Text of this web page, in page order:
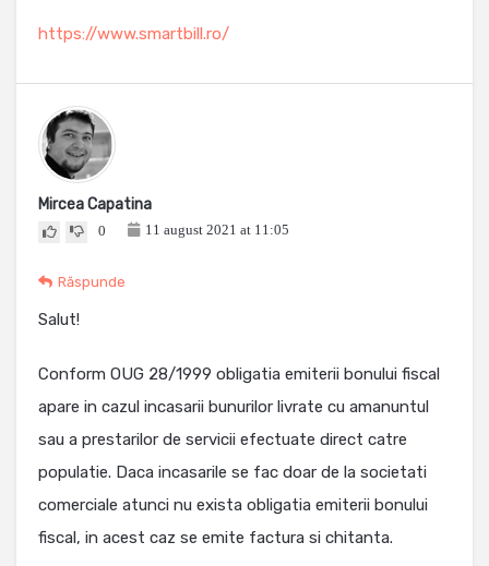
https://www.smartbill.ro/
Mircea Capatina
0 11 august 2021 at 11:05
Răspunde
Salut!
Conform OUG 28/1999 obligatia emiterii bonului fiscal
apare in cazul incasarii bunurilor livrate cu amanuntul
sau a prestarilor de servicii efectuate direct catre
populatie. Daca incasarile se fac doar de la societati
comerciale atunci nu exista obligatia emiterii bonului
fiscal, in acest caz se emite factura si chitanta.